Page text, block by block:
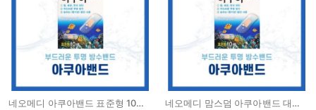
네오메디 아쿠아밴드 표준형 10매 Bang ca nhan chong nuoc 10 mieng 네오메디 맘스덤 아쿠아밴드 대형 5매 Bang ca nhan chong nuoc 5 mieng dan to